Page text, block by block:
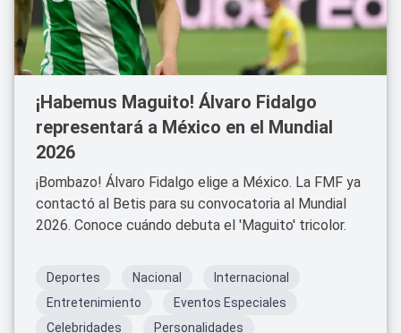
¡Habemus Maguito! Álvaro Fidalgo
representará a México en el Mundial
2026
¡Bombazo! Álvaro Fidalgo elige a México. La FMF ya
contactó al Betis para su convocatoria al Mundial
2026. Conoce cuándo debuta el 'Maguito' tricolor.
Deportes Nacional
Internacional
Entretenimiento
Eventos Especiales
Celebridades
Personalidades